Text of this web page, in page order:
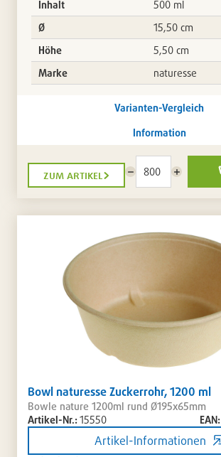
Inhalt
500 ml
Ø
15,50 cm
Höhe
5,50 cm
Marke
naturesse
Varianten-Vergleich
Information
zum artikel
Menge
reduzieren
Menge
erhöhen
Bowl naturesse Zuckerrohr, 1200 ml
Bowle nature 1200ml rund Ø195x65mm
Artikel-Nr.:15550 EAN:
Artikel-Informationen